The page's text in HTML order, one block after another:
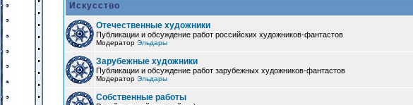
Искусство
Отечественные художники
Публикации и обсуждение работ российских художников-фантастов
Модератор Эльдары
Зарубежные художники
Публикации и обсуждение работ зарубежных художников-фантастов
Модератор Эльдары
Собственные работы